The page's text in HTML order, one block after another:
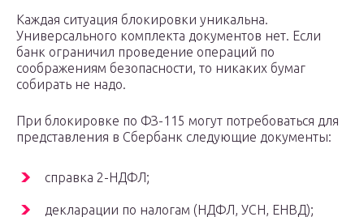
Каждая ситуация блокировки уникальна.
Универсального комплекта документов нет. Если
банк ограничил проведение операций по
соображениям безопасности, то никаких бумаг
собирать не надо.
При блокировке по ФЗ-115 могут потребоваться для
представления в Сбербанк следующие документы:
справка 2-НДФЛ;
декларации по налогам (НДФЛ, УСН, ЕНВД);